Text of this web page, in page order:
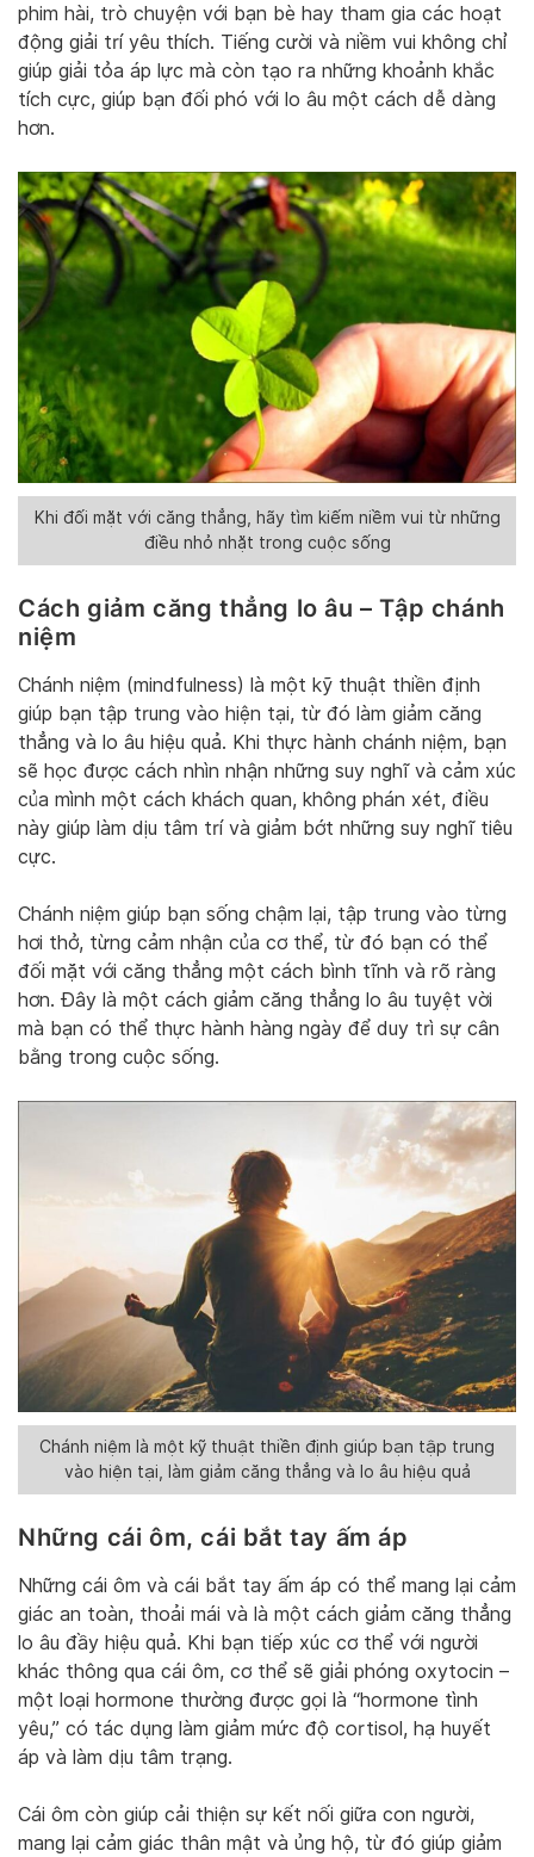
phim hài, trò chuyện với bạn bè hay tham gia các hoạt
động giải trí yêu thích. Tiếng cười và niềm vui không chỉ
giúp giải tỏa áp lực mà còn tạo ra những khoảnh khắc
tích cực, giúp bạn đối phó với lo âu một cách dễ dàng
hơn.
Khi đối mặt với căng thẳng, hãy tìm kiếm niềm vui từ những
điều nhỏ nhặt trong cuộc sống
Cách giảm căng thẳng lo âu – Tập chánh
niệm
Chánh niệm (mindfulness) là một kỹ thuật thiền định
giúp bạn tập trung vào hiện tại, từ đó làm giảm căng
thẳng và lo âu hiệu quả. Khi thực hành chánh niệm, bạn
sẽ học được cách nhìn nhận những suy nghĩ và cảm xúc
của mình một cách khách quan, không phán xét, điều
này giúp làm dịu tâm trí và giảm bớt những suy nghĩ tiêu
cực.
Chánh niệm giúp bạn sống chậm lại, tập trung vào từng
hơi thở, từng cảm nhận của cơ thể, từ đó bạn có thể
đối mặt với căng thẳng một cách bình tĩnh và rõ ràng
hơn. Đây là một cách giảm căng thẳng lo âu tuyệt vời
mà bạn có thể thực hành hàng ngày để duy trì sự cân
bằng trong cuộc sống.
Chánh niệm là một kỹ thuật thiền định giúp bạn tập trung
vào hiện tại, làm giảm căng thẳng và lo âu hiệu quả
Những cái ôm, cái bắt tay ấm áp
Những cái ôm và cái bắt tay ấm áp có thể mang lại cảm
giác an toàn, thoải mái và là một cách giảm căng thẳng
lo âu đầy hiệu quả. Khi bạn tiếp xúc cơ thể với người
khác thông qua cái ôm, cơ thể sẽ giải phóng oxytocin –
một loại hormone thường được gọi là “hormone tình
yêu,” có tác dụng làm giảm mức độ cortisol, hạ huyết
áp và làm dịu tâm trạng.
Cái ôm còn giúp cải thiện sự kết nối giữa con người,
mang lại cảm giác thân mật và ủng hộ, từ đó giúp giảm